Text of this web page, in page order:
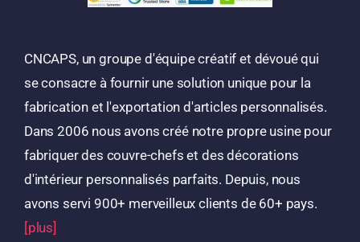
CNCAPS, un groupe d'équipe créatif et dévoué qui
se consacre à fournir une solution unique pour la
fabrication et l'exportation d'articles personnalisés.
Dans 2006 nous avons créé notre propre usine pour
fabriquer des couvre-chefs et des décorations
d'intérieur personnalisés parfaits. Depuis, nous
avons servi 900+ merveilleux clients de 60+ pays.
[plus]